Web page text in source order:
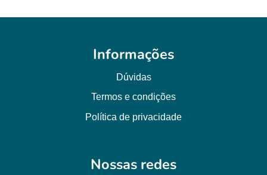
Informações
Dúvidas
Termos e condições
Política de privacidade
Nossas redes